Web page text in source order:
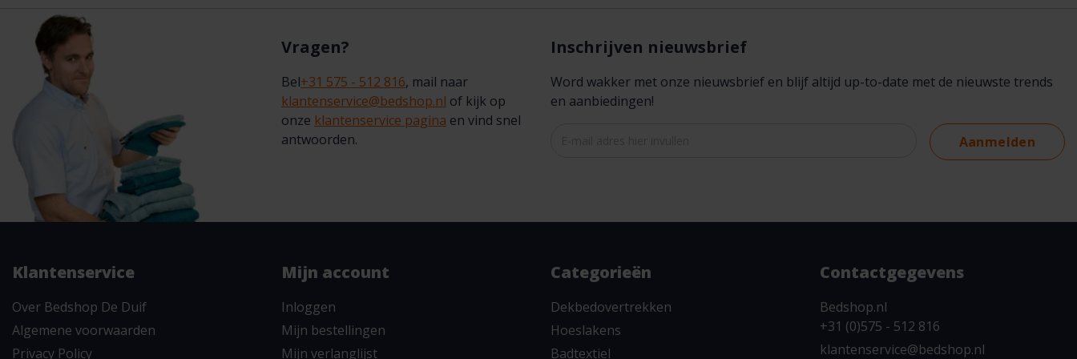
Vragen?
Bel+31 575 - 512 816, mail naar
klantenservice@bedshop.nl of kijk op
onze klantenservice pagina en vind snel
antwoorden.
Inschrijven nieuwsbrief
Word wakker met onze nieuwsbrief en blijf altijd up-to-date met de nieuwste trends
en aanbiedingen!
Aanmelden
Klantenservice
Over Bedshop De Duif
Algemene voorwaarden
Privacy Policy
Mijn account
Inloggen
Mijn bestellingen
Mijn verlanglijst
Categorieën
Dekbedovertrekken
Hoeslakens
Badtextiel
Contactgegevens
Bedshop.nl
+31 (0)575 - 512 816
klantenservice@bedshop.nl